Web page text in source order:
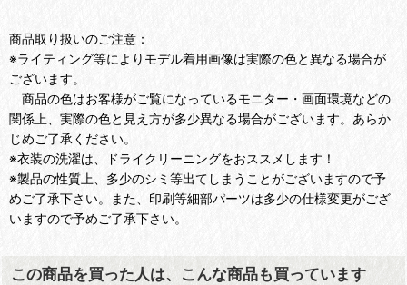
商品取り扱いのご注意：
※ライティング等によりモデル着用画像は実際の色と異なる場合が
ございます。
商品の色はお客様がご覧になっているモニター・画面環境などの
関係上、実際の色と見え方が多少異なる場合がございます。あらか
じめご了承ください。
※衣装の洗濯は、ドライクリーニングをおススメします！
※製品の性質上、多少のシミ等出てしまうことがございますので予
めご了承下さい。また、印刷等細部パーツは多少の仕様変更がござ
いますので予めご了承下さい。
この商品を買った人は、こんな商品も買っています